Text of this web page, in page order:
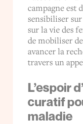
campagne est
sensibiliser
sur la vie des
de mobiliser
avancer la
travers un
L’espoir
curatif
maladie